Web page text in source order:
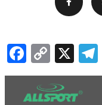
Facebook
Copy
Link
X